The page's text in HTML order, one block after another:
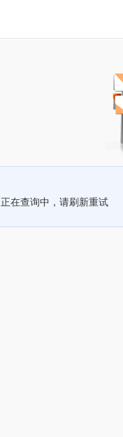
正在查询中，请刷新重试